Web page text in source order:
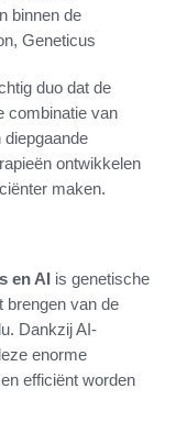
binnen de
Geneticus
duo dat de
combinatie van
ontwikkelen
maken.
en AI is genetische
brengen van de
Dankzij AI-
enorme
efficiënt worden